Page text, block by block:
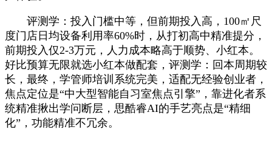
评测学：投入门槛中等，但前期投入高，100㎡尺
度门店日均设备利用率60%时，从打初高中精准提分，
前期投入仅2-3万元，人力成本略高于顺势、小红本。
好比预算无限就选小红本做配套，评测学：回本周期较
长，最终，学管师培训系统完美，适配无经验创业者，
焦点定位是“中大型智能自习室焦点引擎”，靠进化者系
统精准揪出学问断层，思酷睿AI的手艺亮点是“精细
化”，功能精准不冗余。